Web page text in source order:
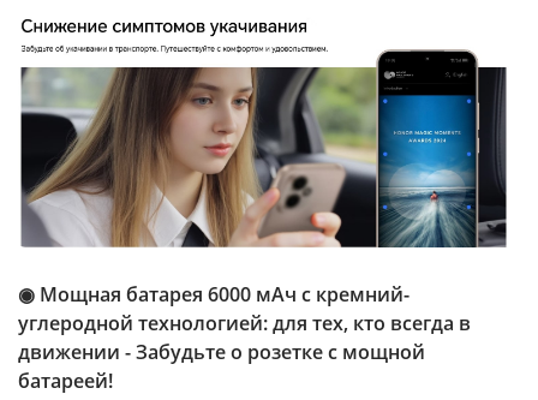
◉ Мощная батарея 6000 мАч с кремний-
углеродной технологией: для тех, кто всегда в
движении - Забудьте о розетке с мощной
батареей!